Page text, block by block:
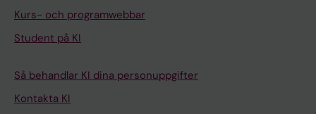
Kurs- och programwebbar
Student på KI
Så behandlar KI dina personuppgifter
Kontakta KI